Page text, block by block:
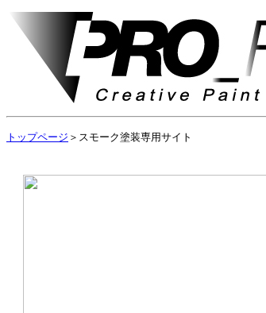
トップページ ＞スモーク塗装専用サイト